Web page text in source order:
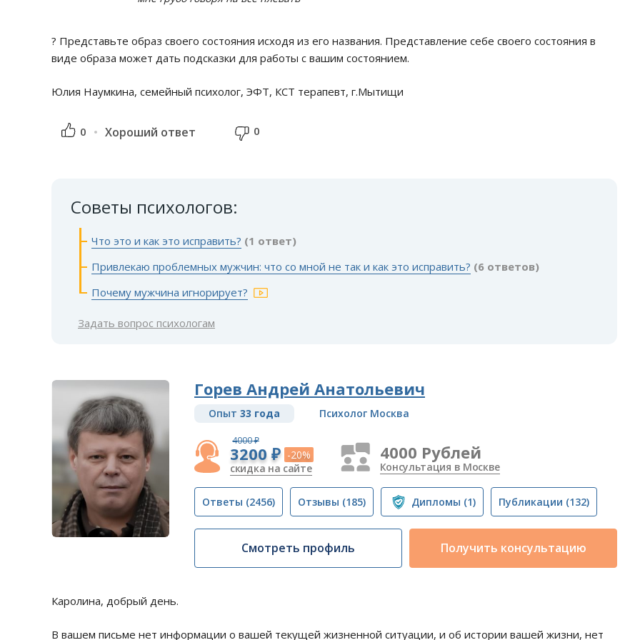
? Представьте образ своего состояния исходя из его названия. Представление себе своего состояния в
виде образа может дать подсказки для работы с вашим состоянием.
Юлия Наумкина, семейный психолог, ЭФТ, КСТ терапевт, г.Мытищи
0 Хороший ответ 0
Советы психологов:
Что это и как это исправить? (1 ответ)
Привлекаю проблемных мужчин: что со мной не так и как это исправить? (6 ответов)
Почему мужчина игнорирует?
Задать вопрос психологам
Горев Андрей Анатольевич
Опыт 33 года Психолог Москва
4000 ₽
3200 ₽ -20%
скидка на сайте
4000 Рублей
Консультация в Москве
Ответы (2456) Отзывы (185) Дипломы (1) Публикации (132)
Смотреть профиль Получить консультацию
Каролина, добрый день.
В вашем письме нет информации о вашей текущей жизненной ситуации, и об истории вашей жизни, нет